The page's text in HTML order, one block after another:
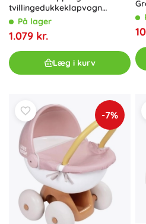
tvillingedukkeklapvogn
SOPHIE med taske,
højdejusterbar 91 cm
På lager
1.079 kr.
Læg i kurv
-7%